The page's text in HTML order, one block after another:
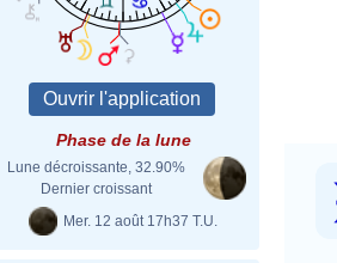
Phase de la lune
Lune décroissante, 32.90%
Dernier croissant
Mer. 12 août 17h37 T.U.